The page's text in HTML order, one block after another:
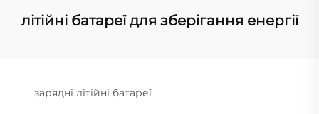
літійні батареї для зберігання енергії
зарядні літійні батареї